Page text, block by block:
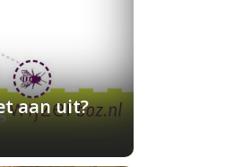
aan uit?